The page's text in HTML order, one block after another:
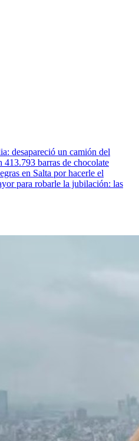
desapareció un camión del
413.793 barras de chocolate
en Salta por hacerle el
para robarle la jubilación: las